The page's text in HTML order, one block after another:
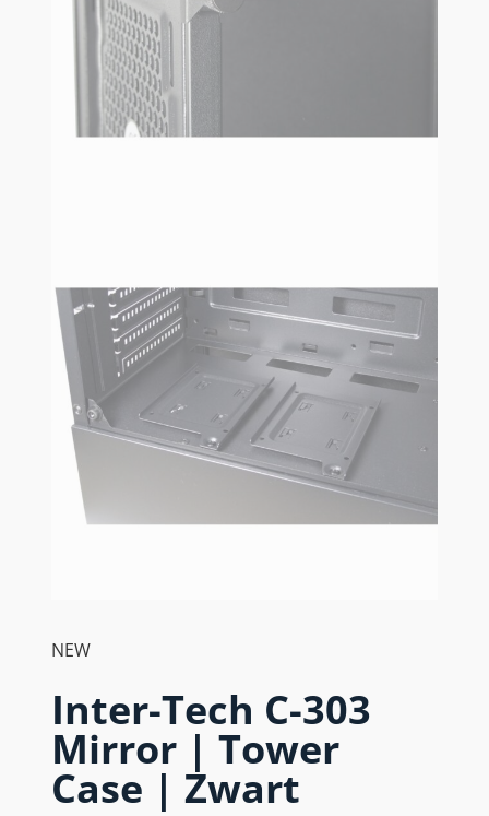
NEW
Inter-Tech C-303
Mirror | Tower
Case | Zwart